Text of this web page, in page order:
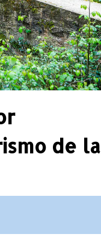
de la